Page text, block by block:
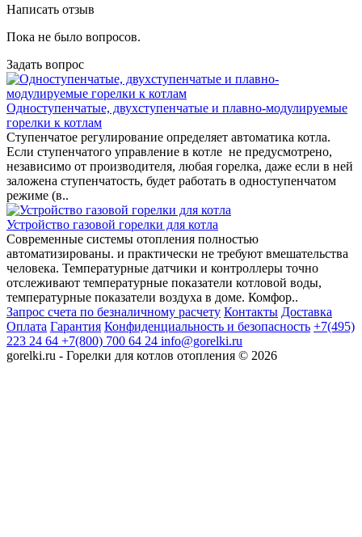
Написать отзыв
Пока не было вопросов.
Задать вопрос
Одноступенчатые, двухступенчатые и плавно-модулируемые
горелки к котлам
Ступенчатое регулирование определяет автоматика котла.
Если ступенчатого управление в котле не предусмотрено,
независимо от производителя, любая горелка, даже если в ней
заложена ступенчатость, будет работать в одноступенчатом
режиме (в..
Устройство газовой горелки для котла
Современные системы отопления полностью
автоматизированы. и практически не требуют вмешательства
человека. Температурные датчики и контроллеры точно
отслеживают температурные показатели котловой воды,
температурные показатели воздуха в доме. Комфор..
Запрос счета по безналичному расчету Контакты Доставка
Оплата Гарантия Конфиденциальность и безопасность +7(495)
223 24 64 +7(800) 700 64 24 info@gorelki.ru
gorelki.ru - Горелки для котлов отопления © 2026